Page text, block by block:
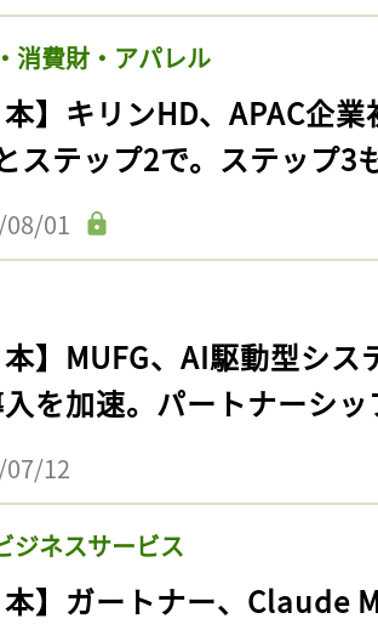
消費財・アパレル
本】キリンHD、APAC企
ステップ2で。ステップ3
01
本】MUFG、AI駆動型シ
入を加速。パートナーシ
12
ジネスサービス
本】ガートナー、Claude